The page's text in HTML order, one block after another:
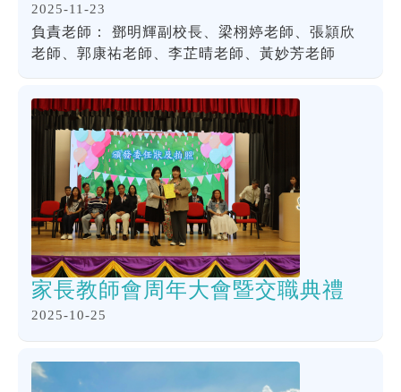
2025-11-23
負責老師： 鄧明輝副校長、梁栩婷老師、張頴欣
老師、郭康祐老師、李芷晴老師、黃妙芳老師
家長教師會周年大會暨交職典禮
2025-10-25